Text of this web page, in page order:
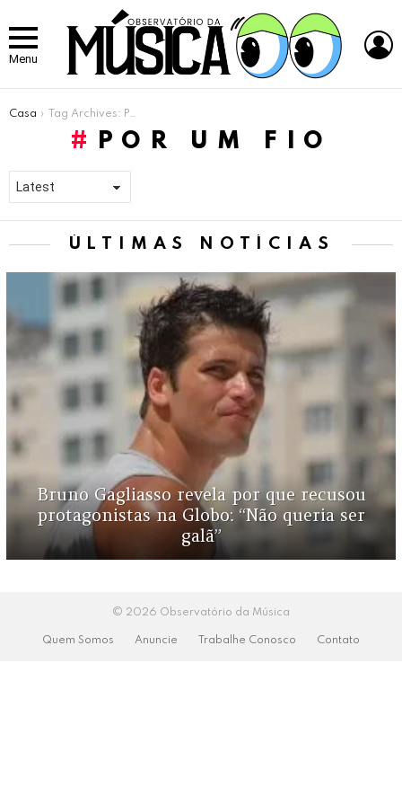
Menu
Você está aqui:
Casa Tag Archives: Por Um Fio
POR UM FIO
ÚLTIMAS NOTÍCIAS
Bruno Gagliasso revela por que recusou
protagonistas na Globo: “Não queria ser
galã”
© 2026 Observatório da Música
Quem Somos Anuncie Trabalhe Conosco Contato